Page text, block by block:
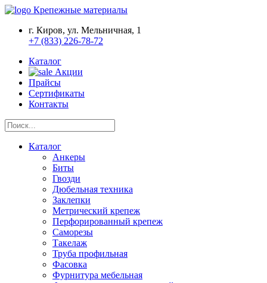
Крепежные материалы
г. Киров, ул. Мельничная, 1
+7 (833) 226-78-72
Каталог
Акции
Прайсы
Сертификаты
Контакты
Каталог
Анкеры
Биты
Гвозди
Дюбельная техника
Заклепки
Метрический крепеж
Перфорированный крепеж
Саморезы
Такелаж
Труба профильная
Фасовка
Фурнитура мебельная